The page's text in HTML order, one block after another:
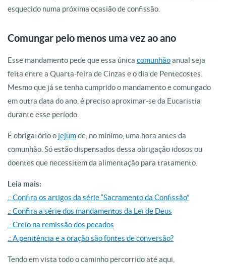
esquecido numa próxima ocasião de confissão.
Comungar pelo menos uma vez ao ano
Esse mandamento pede que essa única comunhãoanual seja
feita entre a Quarta-feira de Cinzas e o dia de Pentecostes.
Mesmo que já se tenha cumprido o mandamento e comungado
em outra data do ano, é preciso aproximar-se da Eucaristia
durante esse período.
É obrigatório o jejumde, no mínimo, uma hora antes da
comunhão. Só estão dispensados dessa obrigação idosos ou
doentes que necessitem da alimentação para tratamento.
Leia mais:
.: Confira os artigos da série “Sacramento da Confissão”
.: Confira a série dos mandamentos da Lei de Deus
.: Creio na remissão dos pecados
.: A penitência e a oração são fontes de conversão?
Tendo em vista todo o caminho percorrido até aqui,